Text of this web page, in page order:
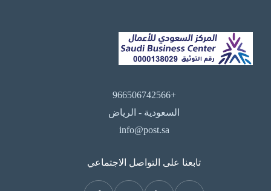
مشروع مدرسة أهلية خطوةً ضرورية […]
+966506742566
السعودية - الرياض
info@post.sa
تابعنا على التواصل الاجتماعي